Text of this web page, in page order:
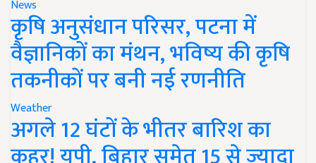
News
कृषि अनुसंधान परिसर, पटना में
वैज्ञानिकों का मंथन, भविष्य की कृषि
तकनीकों पर बनी नई रणनीति
Weather
अगले 12 घंटों के भीतर बारिश का